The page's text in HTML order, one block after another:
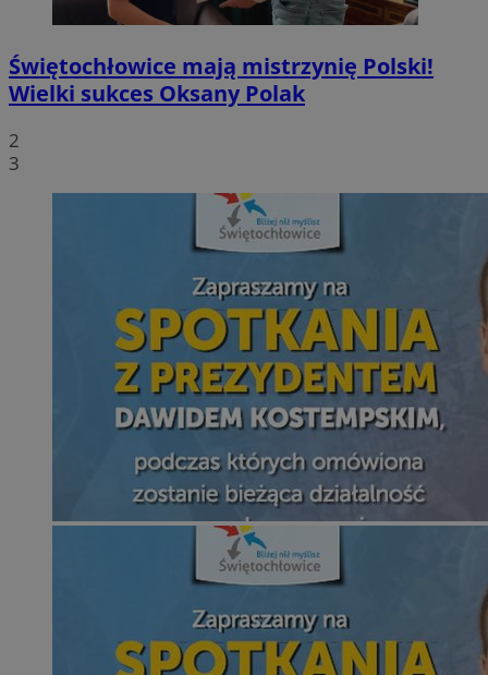
Świętochłowice mają mistrzynię Polski!
Wielki sukces Oksany Polak
2
3